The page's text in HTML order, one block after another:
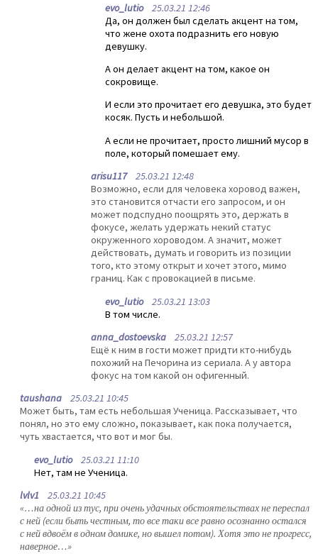
evo_lutio25.03.21 12:46
Да, он должен был сделать акцент на том,
что жене охота подразнить его новую
девушку.
А он делает акцент на том, какое он
сокровище.
И если это прочитает его девушка, это будет
косяк. Пусть и небольшой.
А если не прочитает, просто лишний мусор в
поле, который помешает ему.
arisu11725.03.21 12:48
Возможно, если для человека хоровод важен,
это становится отчасти его запросом, и он
может подспудно поощрять это, держать в
фокусе, желать удержать некий статус
окруженного хороводом. А значит, может
действовать, думать и говорить из позиции
того, кто этому открыт и хочет этого, мимо
границ. Как с провокацией в письме.
evo_lutio25.03.21 13:03
В том числе.
anna_dostoevska 25.03.21 12:57
Ещё к ним в гости может придти кто-нибудь
похожий на Печорина из сериала. А у автора
фокус на том какой он офигенный.
taushana 25.03.21 10:45
Может быть, там есть небольшая Ученица. Рассказывает, что
понял, но это ему сложно, показывает, как пока получается,
чуть хвастается, что вот и мог бы.
evo_lutio25.03.21 11:10
Нет, там не Ученица.
lvlv1 25.03.21 10:45
«…на одной из тус, при очень удачных обстоятельствах не переспал
с ней (если быть честным, то все таки все равно осознанно остался
с ней вдвоём в одном домике, но вышел потом). Хотя это не прогресс,
наверное…»